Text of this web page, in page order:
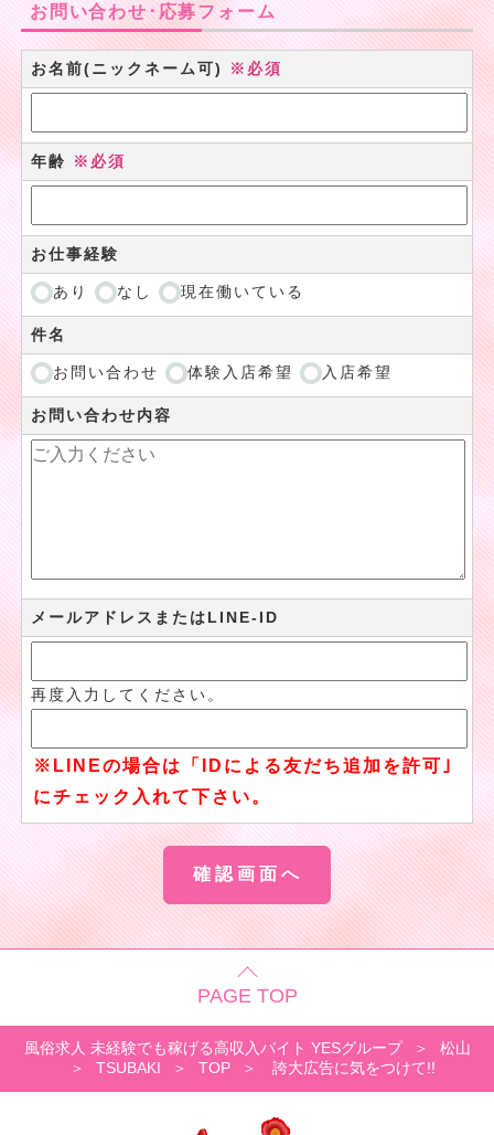
お問い合わせ･応募フォーム
お名前(ニックネーム可) ※必須
年齢 ※必須
お仕事経験
あり なし 現在働いている
件名
お問い合わせ 体験入店希望 入店希望
お問い合わせ内容
メールアドレスまたはLINE-ID
再度入力してください。
※LINEの場合は「IDによる友だち追加を許可｣
にチェック入れて下さい。
PAGE TOP
風俗求人 未経験でも稼げる高収入バイト YESグループ
松山
TSUBAKI
TOP 誇大広告に気をつけて!!